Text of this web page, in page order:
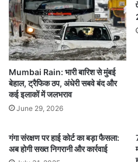
Mumbai Rain: भारी बारिश से मुंबई
बेहाल, ट्रैफिक ठप, अंधेरी सबवे बंद और
कई इलाकों में जलभराव
June 29, 2026
गंगा संरक्षण पर हाई कोर्ट का बड़ा फैसला:
अब होगी सख्त निगरानी और कार्रवाई